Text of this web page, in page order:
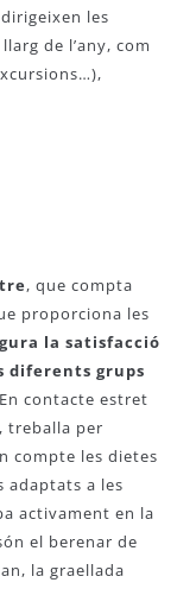
les
de l’any, com
, que compta
proporciona les
la satisfacció
diferents grups
contacte estret
treballa per
compte les dietes
adaptats a les
activament en la
el berenar de
la graellada